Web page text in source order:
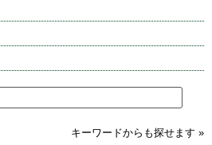
キーワードからも探せます »